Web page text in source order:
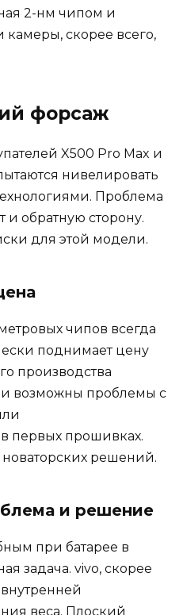
2-нм чипом и
скорее всего,
форсаж
X500 Pro Max и
нивелировать
Проблема
и обратную сторону.
для этой модели.
чипов всегда
поднимает цену
производства
и возможны проблемы с
первых прошивках.
решений.
и решение
при батарее в
задача. vivo, скорее
веса. Плоский